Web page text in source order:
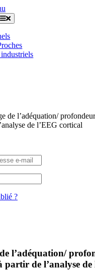
de l’adéquation/
de l’EEG cortical
?
l’adéquation/
partir de l’analyse